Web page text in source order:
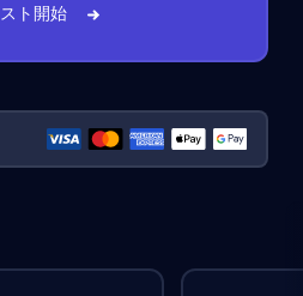
ト開始